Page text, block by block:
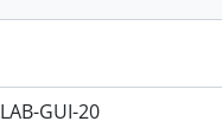
GUI-20